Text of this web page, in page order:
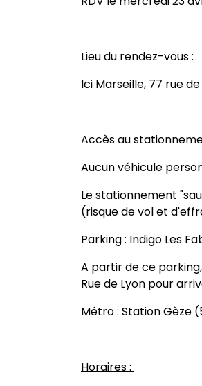
Lieu du rendez-vous :
Ici Marseille, 77 rue de
Accès au
Aucun véhicule
Le stationnement
(risque de vol et
Parking : Indigo Les
A partir de ce
Rue de Lyon pour
Métro : Station Gèze
Horaires :